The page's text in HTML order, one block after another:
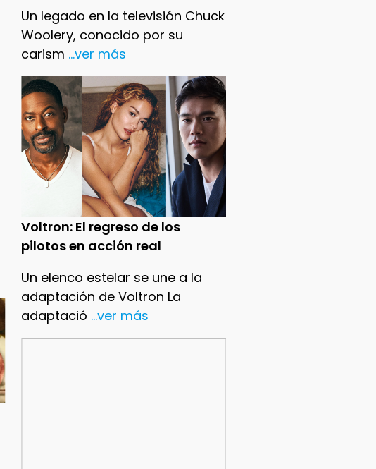
Un legado en la televisión Chuck
Woolery, conocido por su
carism ...ver más
Voltron: El regreso de los
pilotos en acción real
Un elenco estelar se une a la
adaptación de Voltron La
adaptació ...ver más